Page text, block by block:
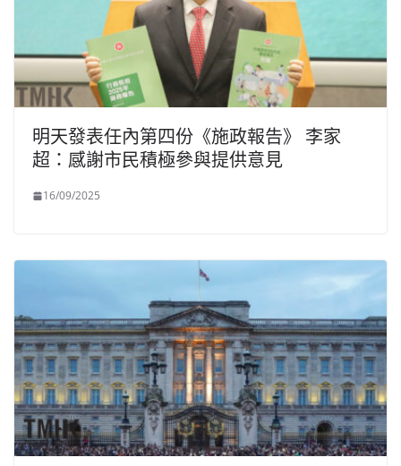
明天發表任內第四份《施政報告》 李家
超：感謝市民積極參與提供意見
16/09/2025